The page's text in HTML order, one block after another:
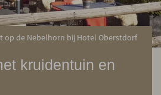
op de Nebelhorn bij Hotel Oberstdorf
kruidentuin en